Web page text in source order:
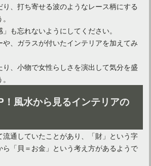
、打ち寄せる波のようなレース柄にする
も忘れないようにしてください。
、ガラスが付いたインテリアを加えてみ
、小物で女性らしさを演出して気分を盛
！風水から見るインテリアの
通していたことがあり、「財」という字
「貝＝お金」という考え方があるようで